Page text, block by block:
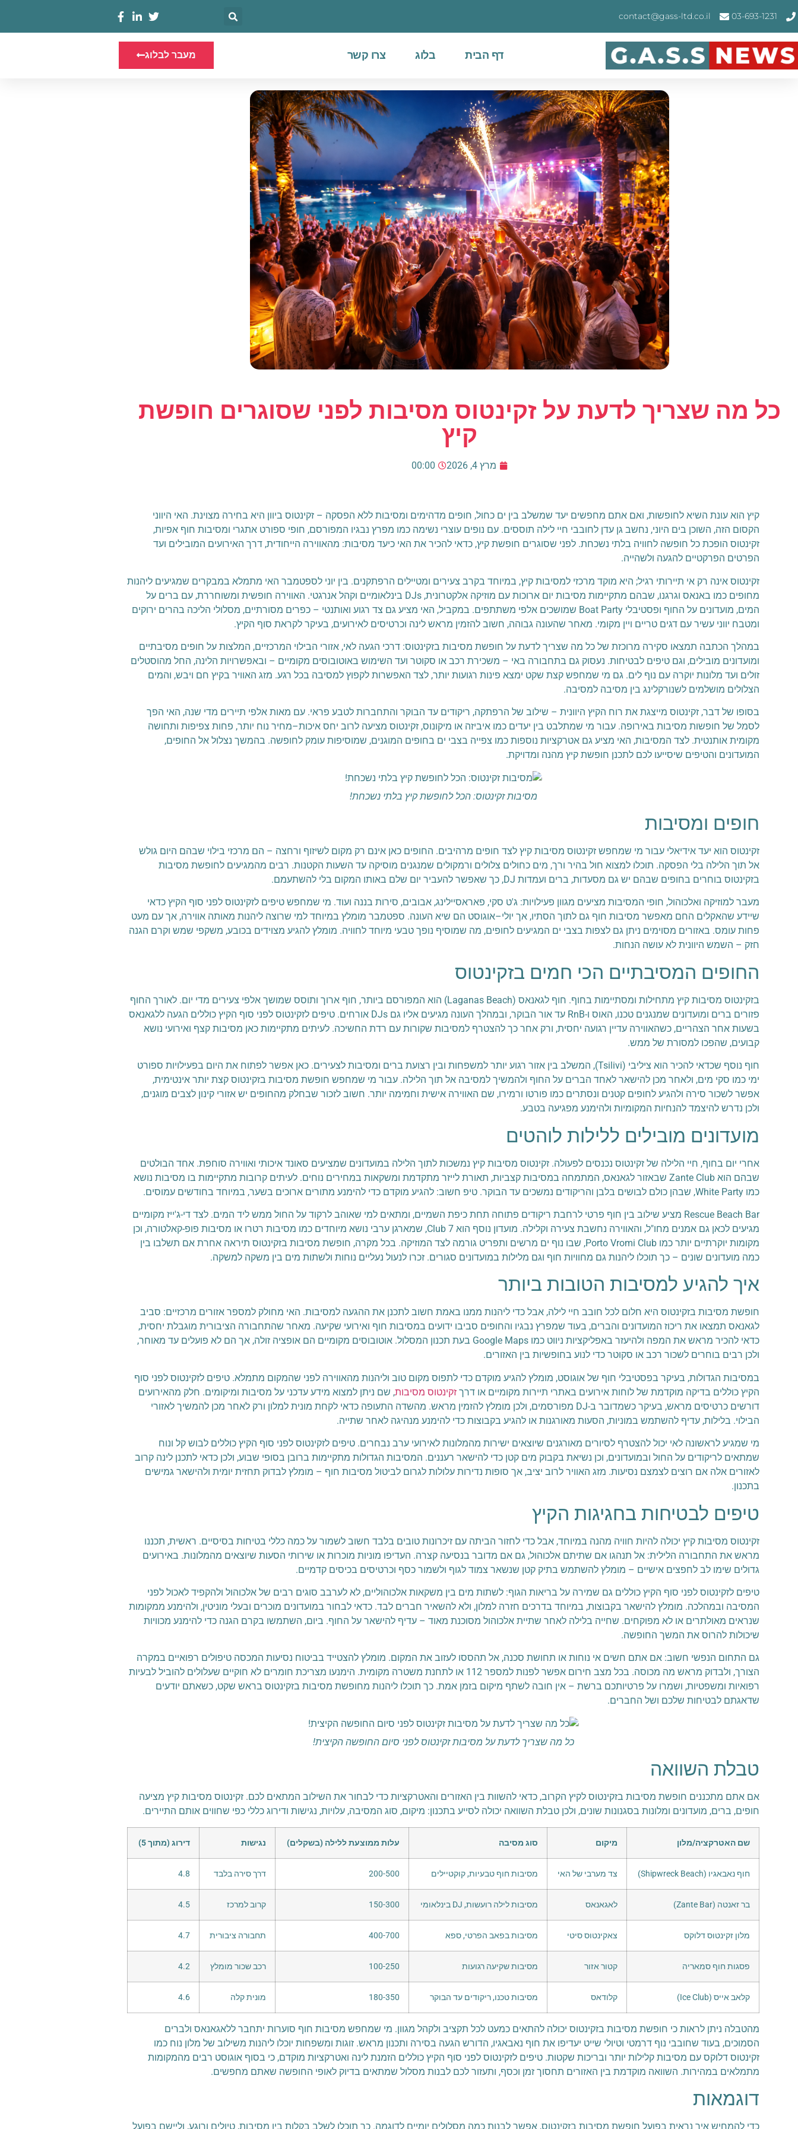
03-693-1231
contact@gass-ltd.co.il
דף הבית בלוג צרו קשר מעבר לבלוג
כל מה שצריך לדעת על זקינטוס מסיבות לפני שסוגרים חופשת
קיץ
מרץ 4, 2026 00:00
קיץ הוא עונת השיא לחופשות, ואם אתם מחפשים יעד שמשלב בין ים כחול, חופים מדהימים ומסיבות ללא הפסקה – זקינטוס ביוון היא בחירה מצוינת. האי היווני
הקסום הזה, השוכן בים היוני, נחשב גן עדן לחובבי חיי לילה תוססים. עם נופים עוצרי נשימה כמו מפרץ נבגיו המפורסם, חופי ספורט אתגרי ומסיבות חוף אפיות,
זקינטוס הופכת כל חופשה לחוויה בלתי נשכחת. לפני שסוגרים חופשת קיץ, כדאי להכיר את האי כיעד מסיבות: מהאווירה הייחודית, דרך האירועים המובילים ועד
הפרטים הפרקטיים להגעה ולשהייה.
זקינטוס אינה רק אי תיירותי רגיל; היא מוקד מרכזי למסיבות קיץ, במיוחד בקרב צעירים ומטיילים הרפתקנים. בין יוני לספטמבר האי מתמלא במבקרים שמגיעים ליהנות
מחופים כמו באנאס וגרגנו, שבהם מתקיימות מסיבות יום ארוכות עם מוזיקה אלקטרונית, DJs בינלאומיים וקהל אנרגטי. האווירה חופשית ומשוחררת, עם ברים על
המים, מועדונים על החוף ופסטיבלי Boat Party שמושכים אלפי משתתפים. במקביל, האי מציע גם צד רגוע ואותנטי – כפרים מסורתיים, מסלולי הליכה בהרים ירוקים
ומטבח יווני עשיר עם דגים טריים ויין מקומי. מאחר שהעונה גבוהה, חשוב להזמין מראש לינה וכרטיסים לאירועים, בעיקר לקראת סוף הקיץ.
במהלך הכתבה תמצאו סקירה מרוכזת של כל מה שצריך לדעת על חופשת מסיבות בזקינטוס: דרכי הגעה לאי, אזורי הבילוי המרכזיים, המלצות על חופים מסיבתיים
ומועדונים מובילים, וגם טיפים לבטיחות. נעסוק גם בתחבורה באי – משכירת רכב או סקוטר ועד השימוש באוטובוסים מקומיים – ובאפשרויות הלינה, החל מהוסטלים
זולים ועד מלונות יוקרה עם נוף לים. גם מי שמחפש קצת שקט ימצא פינות רגועות יותר, לצד האפשרות לקפוץ למסיבה בכל רגע. מזג האוויר בקיץ חם ויבש, והמים
הצלולים מושלמים לשנורקלינג בין מסיבה למסיבה.
בסופו של דבר, זקינטוס מייצגת את רוח הקיץ היוונית – שילוב של הרפתקה, ריקודים עד הבוקר והתחברות לטבע פראי. עם מאות אלפי תיירים מדי שנה, האי הפך
לסמל של חופשות מסיבות באירופה. עבור מי שמתלבט בין יעדים כמו איביזה או מיקונוס, זקינטוס מציעה לרוב יחס איכות–מחיר נוח יותר, פחות צפיפות ותחושה
מקומית אותנטית. לצד המסיבות, האי מציע גם אטרקציות נוספות כמו צפייה בצבי ים בחופים המוגנים, שמוסיפות עומק לחופשה. בהמשך נצלול אל החופים,
המועדונים והטיפים שיסייעו לכם לתכנן חופשת קיץ מהנה ומדויקת.
מסיבות זקינטוס: הכל לחופשת קיץ בלתי נשכחת!
חופים ומסיבות
זקינטוס הוא יעד אידיאלי עבור מי שמחפש זקינטוס מסיבות קיץ לצד חופים מרהיבים. החופים כאן אינם רק מקום לשיזוף ורחצה – הם מרכזי בילוי שבהם היום גולש
אל תוך הלילה בלי הפסקה. תוכלו למצוא חול בהיר ורך, מים כחולים צלולים ורמקולים שמנגנים מוסיקה עד השעות הקטנות. רבים מהמגיעים לחופשת מסיבות
בזקינטוס בוחרים בחופים שבהם יש גם מסעדות, ברים ועמדות DJ, כך שאפשר להעביר יום שלם באותו המקום בלי להשתעמם.
מעבר למוזיקה ואלכוהול, חופי המסיבות מציעים מגוון פעילויות: ג'ט סקי, פאראסיילינג, אבובים, סירות בננה ועוד. מי שמחפש טיפים לזקינטוס לפני סוף הקיץ כדאי
שיידע שהאקלים החם מאפשר מסיבות חוף גם לתוך הסתיו, אך יולי–אוגוסט הם שיא העונה. ספטמבר מומלץ במיוחד למי שרוצה ליהנות מאותה אווירה, אך עם מעט
פחות עומס. באזורים מסוימים ניתן גם לצפות בצבי ים המגיעים לחופים, מה שמוסיף נופך טבעי מיוחד לחוויה. מומלץ להגיע מצוידים בכובע, משקפי שמש וקרם הגנה
חזק – השמש היוונית לא עושה הנחות.
החופים המסיבתיים הכי חמים בזקינטוס
בזקינטוס מסיבות קיץ מתחילות ומסתיימות בחוף. חוף לגאנאס (Laganas Beach) הוא המפורסם ביותר, חוף ארוך ותוסס שמושך אלפי צעירים מדי יום. לאורך החוף
פזורים ברים ומועדונים שמנגנים טכנו, האוס ו-RnB עד אור הבוקר, ובמהלך העונה מגיעים אליו גם DJs אורחים. טיפים לזקינטוס לפני סוף הקיץ כוללים הגעה ללגאנאס
בשעות אחר הצהריים, כשהאווירה עדיין רגועה יחסית, ורק אחר כך להצטרף למסיבות שקורות עם רדת החשיכה. לעיתים מתקיימות כאן מסיבות קצף ואירועי נושא
קבועים, שהפכו למסורת של ממש.
חוף נוסף שכדאי להכיר הוא ציליבי (Tsilivi), המשלב בין אזור רגוע יותר למשפחות ובין רצועת ברים ומסיבות לצעירים. כאן אפשר לפתוח את היום בפעילויות ספורט
ימי כמו סקי מים, ולאחר מכן להישאר לאחד הברים על החוף ולהמשיך למסיבה אל תוך הלילה. עבור מי שמחפש חופשת מסיבות בזקינטוס קצת יותר אינטימית,
אפשר לשכור סירה ולהגיע לחופים קטנים ונסתרים כמו פורטו ורמירו, שם האווירה אישית וחמימה יותר. חשוב לזכור שבחלק מהחופים יש אזורי קינון לצבים מוגנים,
ולכן נדרש להיצמד להנחיות המקומיות ולהימנע מפגיעה בטבע.
מועדונים מובילים ללילות לוהטים
אחרי יום בחוף, חיי הלילה של זקינטוס נכנסים לפעולה. זקינטוס מסיבות קיץ נמשכות לתוך הלילה במועדונים שמציעים סאונד איכותי ואווירה סוחפת. אחד הבולטים
שבהם הוא Zante Club שבאזור לגאנאס, המתמחה במסיבות קצביות, תאורת לייזר מתקדמת ומשקאות במחירים נוחים. לעיתים קרובות מתקיימות בו מסיבות נושא
כמו White Party, שבהן כולם לבושים בלבן והריקודים נמשכים עד הבוקר. טיפ חשוב: להגיע מוקדם כדי להימנע מתורים ארוכים בשער, במיוחד בחודשים עמוסים.
Rescue Beach Bar מציע שילוב בין חוף פרטי לרחבת ריקודים פתוחה תחת כיפת השמיים, ומתאים למי שאוהב לרקוד על החול ממש ליד המים. לצד די-ג'ייז מקומיים
מגיעים לכאן גם אמנים מחו"ל, והאווירה נחשבת צעירה וקלילה. מועדון נוסף הוא Club 7, שמארגן ערבי נושא מיוחדים כמו מסיבות רטרו או מסיבות פופ-קאלטורה, וכן
מקומות יוקרתיים יותר כמו Porto Vromi Club, שבו נוף ים מרשים ותפריט גורמה לצד המוזיקה. בכל מקרה, חופשת מסיבות בזקינטוס תיראה אחרת אם תשלבו בין
כמה מועדונים שונים – כך תוכלו ליהנות גם מחוויות חוף וגם מלילות במועדונים סגורים. זכרו לנעול נעליים נוחות ולשתות מים בין משקה למשקה.
איך להגיע למסיבות הטובות ביותר
חופשת מסיבות בזקינטוס היא חלום לכל חובב חיי לילה, אבל כדי ליהנות ממנו באמת חשוב לתכנן את ההגעה למסיבות. האי מחולק למספר אזורים מרכזיים: סביב
לגאנאס תמצאו את ריכוז המועדונים והברים, בעוד שמפרץ נבגיו והחופים סביבו ידועים במסיבות חוף ואירועי שקיעה. מאחר שהתחבורה הציבורית מוגבלת יחסית,
כדאי להכיר מראש את המפה ולהיעזר באפליקציות ניווט כמו Google Maps בעת תכנון המסלול. אוטובוסים מקומיים הם אופציה זולה, אך הם לא פועלים עד מאוחר,
ולכן רבים בוחרים לשכור רכב או סקוטר כדי לנוע בחופשיות בין האזורים.
במסיבות הגדולות, בעיקר בפסטיבלי חוף של אוגוסט, מומלץ להגיע מוקדם כדי לתפוס מקום טוב וליהנות מהאווירה לפני שהמקום מתמלא. טיפים לזקינטוס לפני סוף
הקיץ כוללים בדיקה מוקדמת של לוחות אירועים באתרי תיירות מקומיים או דרך זקינטוס מסיבות, שם ניתן למצוא מידע עדכני על מסיבות ומיקומים. חלק מהאירועים
דורשים כרטיסים מראש, בעיקר כשמדובר ב-DJ מפורסמים, ולכן מומלץ להזמין מראש. מהשדה התעופה כדאי לקחת מונית למלון ורק לאחר מכן להמשיך לאזורי
הבילוי. בלילות, עדיף להשתמש במוניות, הסעות מאורגנות או להגיע בקבוצות כדי להימנע מנהיגה לאחר שתייה.
מי שמגיע לראשונה לאי יכול להצטרף לסיורים מאורגנים שיוצאים ישירות מהמלונות לאירועי ערב נבחרים. טיפים לזקינטוס לפני סוף הקיץ כוללים לבוש קל ונוח
שמתאים לריקודים על החול ובמועדונים, וכן נשיאת בקבוק מים קטן כדי להישאר רעננים. המסיבות הגדולות מתקיימות ברובן בסופי שבוע, ולכן כדאי לתכנן לינה קרוב
לאזורים אלה אם רוצים לצמצם נסיעות. מזג האוויר לרוב יציב, אך סופות נדירות עלולות לגרום לביטול מסיבות חוף – מומלץ לבדוק תחזית יומית ולהישאר גמישים
בתכנון.
טיפים לבטיחות בחגיגות הקיץ
זקינטוס מסיבות קיץ יכולה להיות חוויה מהנה במיוחד, אבל כדי לחזור הביתה עם זיכרונות טובים בלבד חשוב לשמור על כמה כללי בטיחות בסיסיים. ראשית, תכננו
מראש את התחבורה הלילית: אל תנהגו אם שתיתם אלכוהול, גם אם מדובר בנסיעה קצרה. העדיפו מוניות מוכרות או שירותי הסעות שיוצאים מהמלונות. באירועים
גדולים שימו לב לחפצים אישיים – מומלץ להשתמש בתיק קטן שנשאר צמוד לגוף ולשמור כסף וכרטיסים בכיסים קדמיים.
טיפים לזקינטוס לפני סוף הקיץ כוללים גם שמירה על בריאות הגוף: לשתות מים בין משקאות אלכוהוליים, לא לערבב סוגים רבים של אלכוהול ולהקפיד לאכול לפני
המסיבה ובמהלכה. מומלץ להישאר בקבוצות, במיוחד בדרכים חזרה למלון, ולא להשאיר חברים לבד. כדאי לבחור במועדונים מוכרים ובעלי מוניטין, ולהימנע ממקומות
שנראים מאולתרים או לא מפוקחים. שחייה בלילה לאחר שתיית אלכוהול מסוכנת מאוד – עדיף להישאר על החוף. ביום, השתמשו בקרם הגנה כדי להימנע מכוויות
שיכולות להרוס את המשך החופשה.
גם התחום הנפשי חשוב: אם אתם חשים אי נוחות או תחושת סכנה, אל תהססו לעזוב את המקום. מומלץ להצטייד בביטוח נסיעות המכסה טיפולים רפואיים במקרה
הצורך, ולבדוק מראש מה מכוסה. בכל מצב חירום אפשר לפנות למספר 112 או לתחנת משטרה מקומית. הימנעו מצריכת חומרים לא חוקיים שעלולים להוביל לבעיות
רפואיות ומשפטיות, ושמרו על פרטיותכם ברשת – אין חובה לשתף מיקום בזמן אמת. כך תוכלו ליהנות מחופשת מסיבות בזקינטוס בראש שקט, כשאתם יודעים
שדאגתם לבטיחות שלכם ושל החברים.
כל מה שצריך לדעת על מסיבות זקינטוס לפני סיום החופשה הקיצית!
טבלת השוואה
אם אתם מתכננים חופשת מסיבות בזקינטוס לקיץ הקרוב, כדאי להשוות בין האזורים והאטרקציות כדי לבחור את השילוב המתאים לכם. זקינטוס מסיבות קיץ מציעה
חופים, ברים, מועדונים ומלונות בסגנונות שונים, ולכן טבלת השוואה יכולה לסייע בתכנון: מיקום, סוג המסיבה, עלויות, נגישות ודירוג כללי כפי שחווים אותם התיירים.
שם האטרקציה/מלון מיקום סוג מסיבה עלות ממוצעת ללילה (בשקלים) נגישות דירוג (מתוך 5)
חוף נאבאגיו (Shipwreck Beach) צד מערבי של האי מסיבות חוף טבעיות, קוקטיילים 200-500 דרך סירה בלבד 4.8
בר זאנטה (Zante Bar) לאגאנאס מסיבות לילה רועשות, DJ בינלאומי 150-300 קרוב למרכז 4.5
מלון זקינטוס דלוקס צאקינטוס סיטי מסיבות בפאב הפרטי, ספא 400-700 תחבורה ציבורית 4.7
פסגות חוף סמאריה קטור אזור מסיבות שקיעה רגועות 100-250 רכב שכור מומלץ 4.2
קלאב אייס (Ice Club) קלודאס מסיבות טכנו, ריקודים עד הבוקר 180-350 מונית קלה 4.6
מהטבלה ניתן לראות כי חופשת מסיבות בזקינטוס יכולה להתאים כמעט לכל תקציב ולקהל מגוון. מי שמחפש מסיבות חוף סוערות יתחבר ללאגאנאס ולברים
הסמוכים, בעוד שחובבי נוף דרמטי וטיולי שייט יעדיפו את חוף נאבאגיו, הדורש הגעה בסירה ותכנון מראש. זוגות ומשפחות יוכלו ליהנות משילוב של מלון נוח כמו
זקינטוס דלוקס עם מסיבות קלילות יותר ובריכות שקטות. טיפים לזקינטוס לפני סוף הקיץ כוללים הזמנת לינה ואטרקציות מוקדם, כי בסוף אוגוסט רבים מהמקומות
מתמלאים במהירות. השוואה מוקדמת בין האזורים תחסוך זמן וכסף, ותעזור לכם לבנות מסלול שמתאים בדיוק לאופי החופשה שאתם מחפשים.
דוגמאות
כדי להמחיש איך נראית בפועל חופשת מסיבות בזקינטוס, אפשר לבנות כמה מסלולים יומיים לדוגמה. כך תוכלו לשלב בקלות בין מסיבות, טיולים ורוגע, וליישם בפועל